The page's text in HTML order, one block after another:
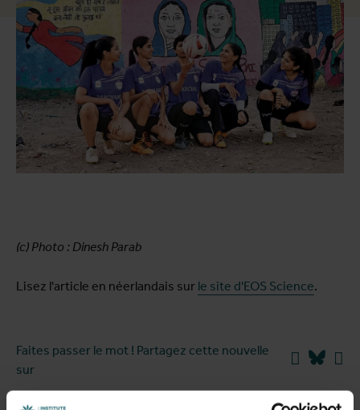
(c) Photo : Dinesh Parab
Lisez l'article en néerlandais sur le site d'EOS Science.
Faites passer le mot ! Partagez cette nouvelle
sur
Facebook